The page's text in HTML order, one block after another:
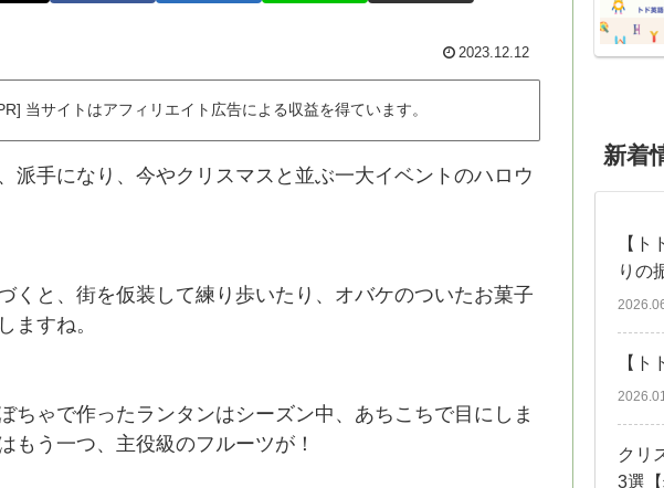
2023.12.12
当サイトはアフィリエイト広告による収益を得ています。
派手になり、今やクリスマスと並ぶ一大イベントのハロウ
くと、街を仮装して練り歩いたり、オバケのついたお菓子
ますね。
ちゃで作ったランタンはシーズン中、あちこちで目にしま
もう一つ、主役級のフルーツが！
新着
【
りの
【
クリ
3選